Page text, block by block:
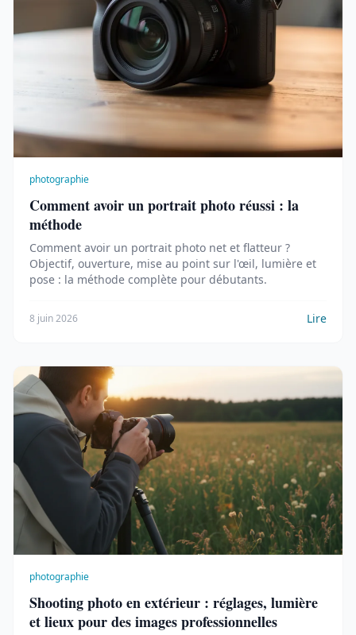
photographie
Comment avoir un portrait photo réussi : la
méthode
Comment avoir un portrait photo net et flatteur ?
Objectif, ouverture, mise au point sur l'œil, lumière et
pose : la méthode complète pour débutants.
8 juin 2026 Lire
photographie
Shooting photo en extérieur : réglages, lumière
et lieux pour des images professionnelles